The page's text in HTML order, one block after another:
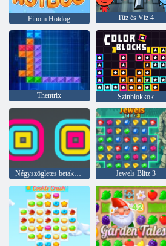
Finom Hotdog Tűz és Víz 4
Thentrix Színblokkok
Négyszögletes betakarító Jewels Blitz 3